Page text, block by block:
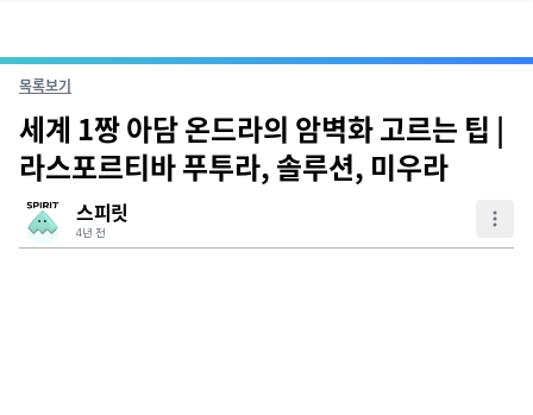
목록보기
세계 1짱 아담 온드라의 암벽화 고르는 팁 |
라스포르티바 푸투라, 솔루션, 미우라
스피릿
4년 전